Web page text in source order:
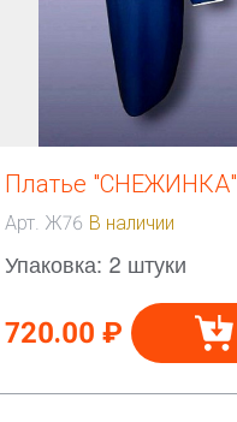
Платье "СНЕЖИНКА"
Арт. Ж76 В наличии
Упаковка: 2 штуки
720.00 ₽